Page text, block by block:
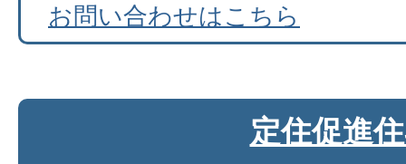
お問い合わせはこちら
定住促進